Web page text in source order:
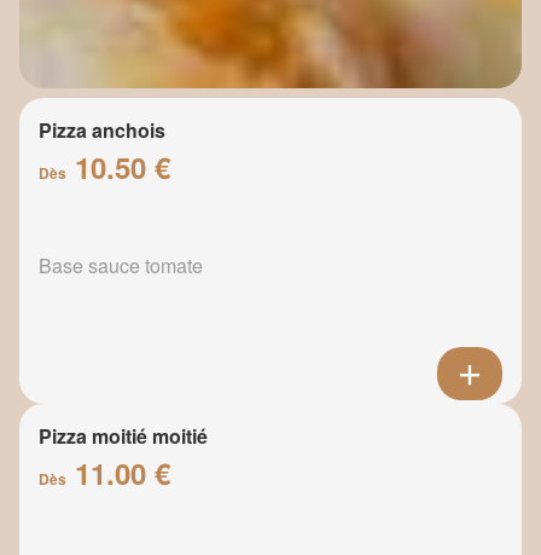
Pizza anchois
Dès 10.50 €
Base sauce tomate
Pizza moitié moitié
Dès 11.00 €